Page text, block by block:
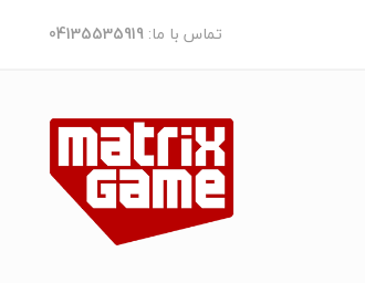
تماس با ما: 04135535919